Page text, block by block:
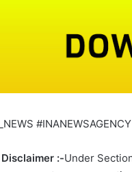
#INANEWSAGENCY
:-Under